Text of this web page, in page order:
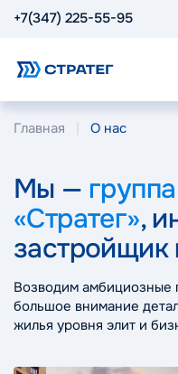
+7(347) 225-55-95
Главная О нас
Мы —
«Стратег»,
Возводим амбициозные
большое внимание
жилья уровня элит и